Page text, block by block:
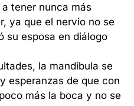
tener nunca más
ya que el nervio no se
su esposa en diálogo
la mandíbula se
esperanzas de que con
más la boca y no se